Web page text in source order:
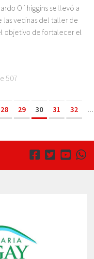
O´higgins se llevó a
las vecinas del taller de
objetivo de fortalecer el
507
28 29 30 31 32
...